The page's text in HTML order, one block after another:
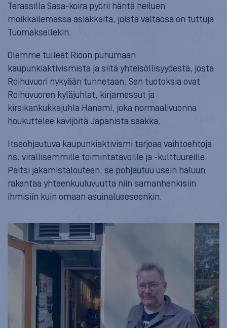
Terassilla Sasa-koira pyörii häntä heiluen
moikkailemassa asiakkaita, joista valtaosa on tuttuja
Tuomaksellekin.
Olemme tulleet Rioon puhumaan
kaupunkiaktivismista ja siitä yhteisöllisyydestä, josta
Roihuvuori nykyään tunnetaan. Sen tuotoksia ovat
Roihuvuoren kyläjuhlat, kirjamessut ja
kirsikankukkajuhla Hanami, joka normaalivuonna
houkuttelee kävijöitä Japanista saakka.
Itseohjautuva kaupunkiaktivismi tarjoaa vaihtoehtoja
ns. virallisemmille toimintatavoille ja -kulttuureille.
Paitsi jakamistalouteen, se pohjautuu usein haluun
rakentaa yhteenkuuluvuutta niin samanhenkisiin
ihmisiin kuin omaan asuinalueeseenkin.